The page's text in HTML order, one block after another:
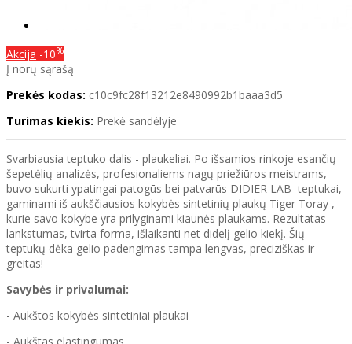
Akcija -10%
Į norų sąrašą
Prekės kodas: c10c9fc28f13212e8490992b1baaa3d5
Turimas kiekis: Prekė sandėlyje
Svarbiausia teptuko dalis - plaukeliai. Po išsamios rinkoje esančių
šepetėlių analizės, profesionaliems nagų priežiūros meistrams,
buvo sukurti ypatingai patogūs bei patvarūs DIDIER LAB teptukai,
gaminami iš aukščiausios kokybės sintetinių plaukų Tiger Toray ,
kurie savo kokybe yra prilyginami kiaunės plaukams. Rezultatas –
lankstumas, tvirta forma, išlaikanti net didelį gelio kiekį. Šių
teptukų dėka gelio padengimas tampa lengvas, preciziškas ir
greitas!
Savybės ir privalumai:
- Aukštos kokybės sintetiniai plaukai